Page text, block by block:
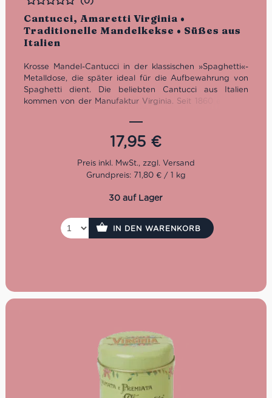
Cantucci, Amaretti Virginia •
Traditionelle Mandelkekse • Süßes aus
Italien
Bewertet
Krosse Mandel-Cantucci in der klassischen »Spaghetti«-
Metalldose, die später ideal für die Aufbewahrung von
Spaghetti dient. Die beliebten Cantucci aus Italien
kommen von der Manufaktur Virginia. Seit 1860 entsteht
zarte und mehrfach ausgezeichnete Mandelgebäck in
Handarbeit. Für den vollendeten Cantucci-Genuss
braucht es einen Espresso oder Cappuccino.
17,95 €
Grundpreis: 71,80 € / 1 kg
30 auf Lager
IN DEN WARENKORB